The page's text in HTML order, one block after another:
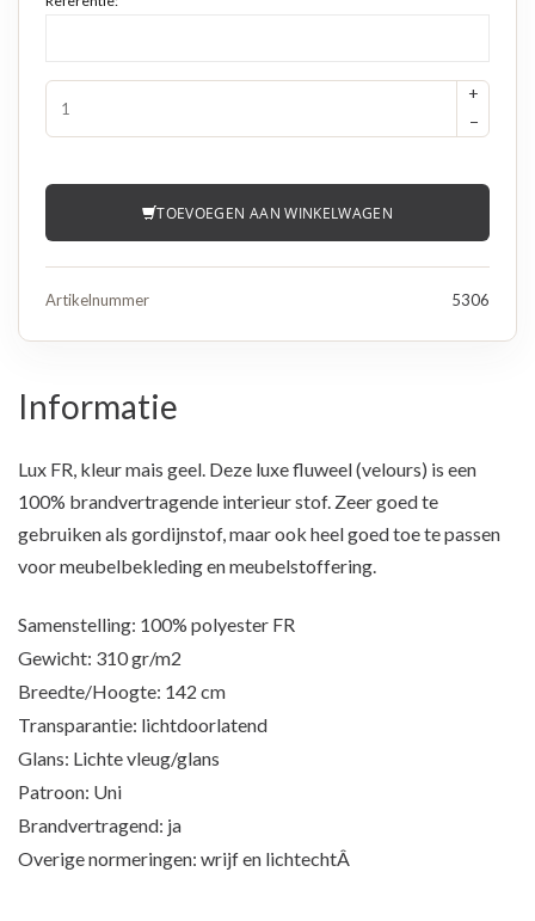
+
−
TOEVOEGEN AAN WINKELWAGEN
Artikelnummer 5306
Informatie
Lux FR, kleur mais geel. Deze luxe fluweel (velours) is een
100% brandvertragende interieur stof. Zeer goed te
gebruiken als gordijnstof, maar ook heel goed toe te passen
voor meubelbekleding en meubelstoffering.
Samenstelling: 100% polyester FR
Gewicht: 310 gr/m2
Breedte/Hoogte: 142 cm
Transparantie: lichtdoorlatend
Glans: Lichte vleug/glans
Patroon: Uni
Brandvertragend: ja
Overige normeringen: wrijf en lichtechtÂ